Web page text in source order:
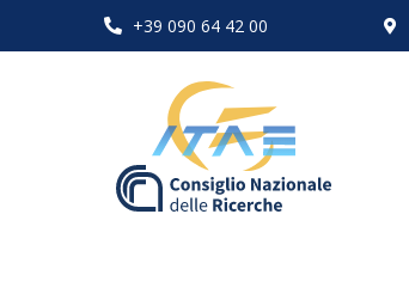
+39 090 64 42 00